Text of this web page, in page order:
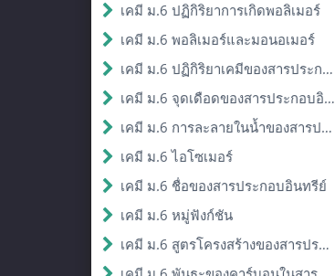
เคมี ม.6 ปฏิกิริยาการเกิดพอลิเมอร์
เคมี ม.6 พอลิเมอร์และมอนอเมอร์
เคมี ม.6 ปฏิกิริยาเคมีของสารประกอบอินทรีย์
เคมี ม.6 จุดเดือดของสารประกอบอินทรีย์
เคมี ม.6 การละลายในน้ำของสารประกอบอินทรีย์
เคมี ม.6 ไอโซเมอร์
เคมี ม.6 ชื่อของสารประกอบอินทรีย์
เคมี ม.6 หมู่ฟังก์ชัน
เคมี ม.6 สูตรโครงสร้างของสารประกอบอินทรีย์